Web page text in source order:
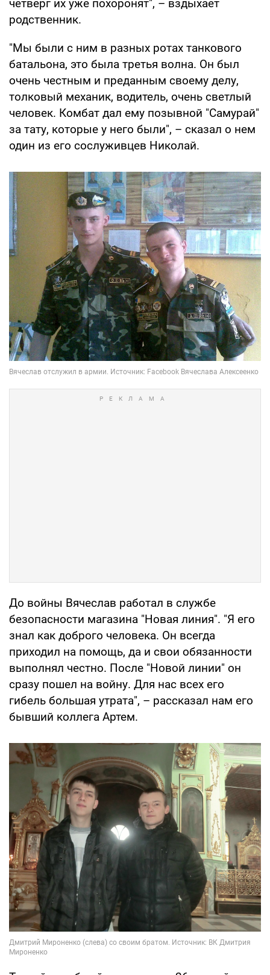
четверг их уже похоронят", – вздыхает
родственник.
"Мы были с ним в разных ротах танкового
батальона, это была третья волна. Он был
очень честным и преданным своему делу,
толковый механик, водитель, очень светлый
человек. Комбат дал ему позывной "Самурай"
за тату, которые у него были", – сказал о нем
один из его сослуживцев Николай.
До войны Вячеслав работал в службе
безопасности магазина "Новая линия". "Я его
знал как доброго человека. Он всегда
приходил на помощь, да и свои обязанности
выполнял честно. После "Новой линии" он
сразу пошел на войну. Для нас всех его
гибель большая утрата", – рассказал нам его
бывший коллега Артем.